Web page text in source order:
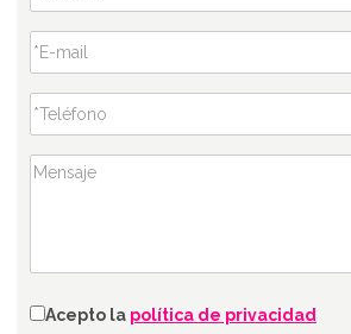
Acepto la política de privacidad